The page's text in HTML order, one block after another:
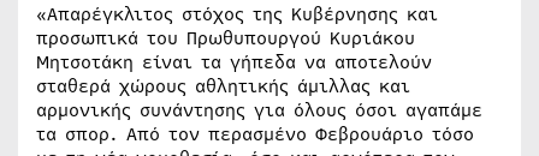
«Απαρέγκλιτος στόχος της Κυβέρνησης και
προσωπικά του Πρωθυπουργού Κυριάκου
Μητσοτάκη είναι τα γήπεδα να αποτελούν
σταθερά χώρους αθλητικής άμιλλας και
αρμονικής συνάντησης για όλους όσοι αγαπάμε
τα σπορ. Από τον περασμένο Φεβρουάριο τόσο